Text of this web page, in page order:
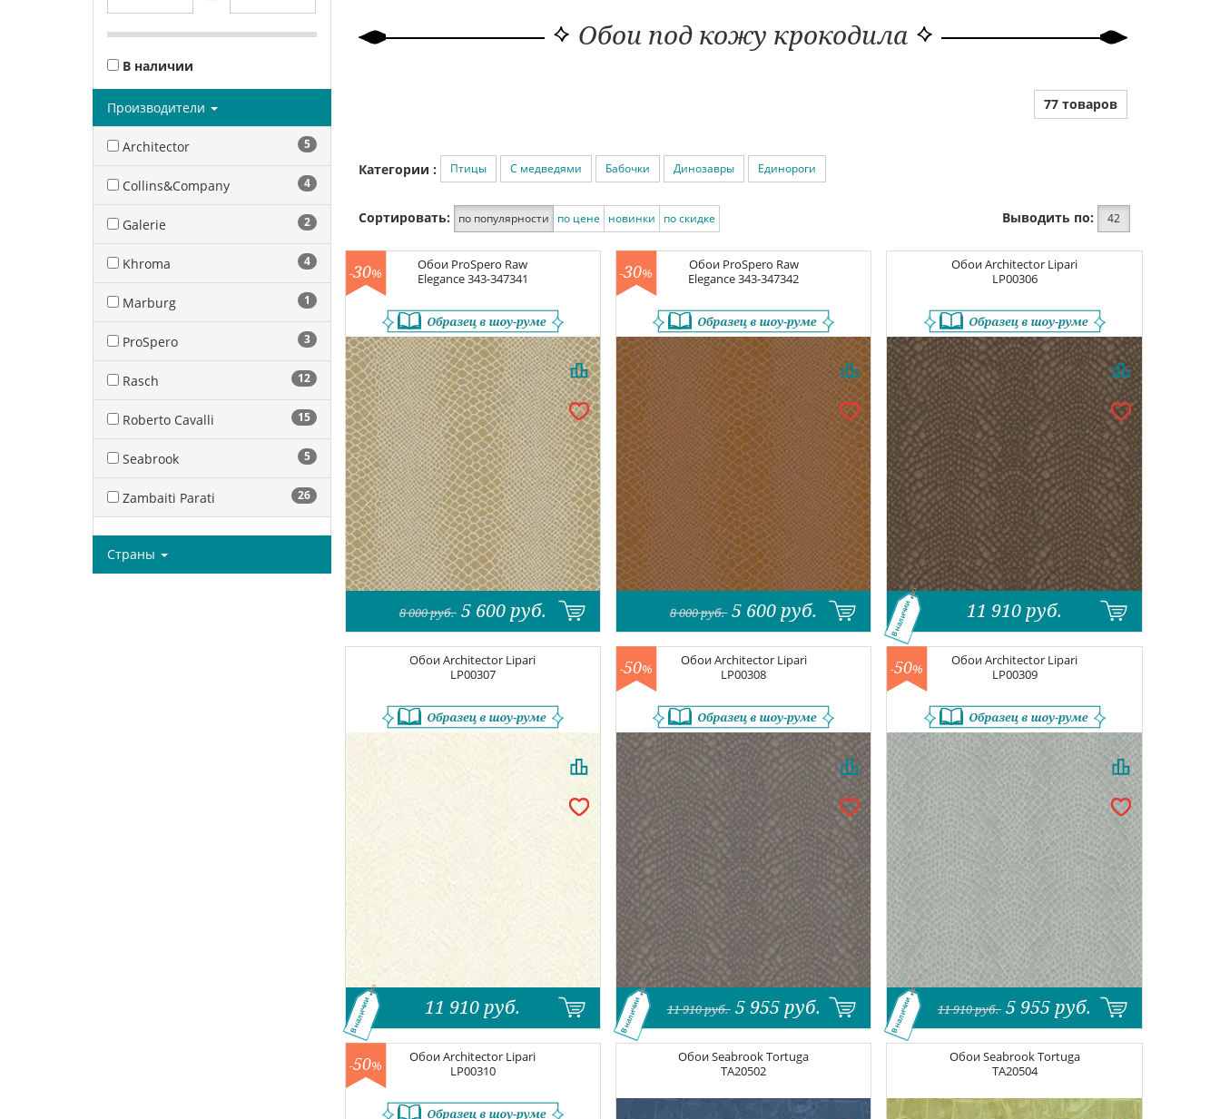
В наличии
Производители
Architector 5
Collins&Company 4
Galerie 2
Khroma 4
Marburg 1
ProSpero 3
Rasch 12
Roberto Cavalli 15
Seabrook 5
Zambaiti Parati 26
Страны
Обои под кожу крокодила
77 товаров
Категории : Птицы С медведями Бабочки Динозавры Единороги
Сортировать: по популярности по цене новинки по скидке Выводить по: 42
Обои ProSpero Raw
Elegance343-347341
-30%
8 000руб. 5 600 руб.
Обои ProSpero Raw
Elegance343-347342
-30%
8 000руб. 5 600 руб.
ОбоиArchitector Lipari
LP00306
11 910 руб.
В наличии
ОбоиArchitector Lipari
LP00307
11 910 руб.
В наличии
ОбоиArchitector Lipari
LP00308
-50%
11 910руб. 5 955 руб.
В наличии
ОбоиArchitector Lipari
LP00309
-50%
11 910руб. 5 955 руб.
В наличии
ОбоиArchitector Lipari
LP00310
-50%
ОбоиSeabrook Tortuga
TA20502
ОбоиSeabrook Tortuga
TA20504